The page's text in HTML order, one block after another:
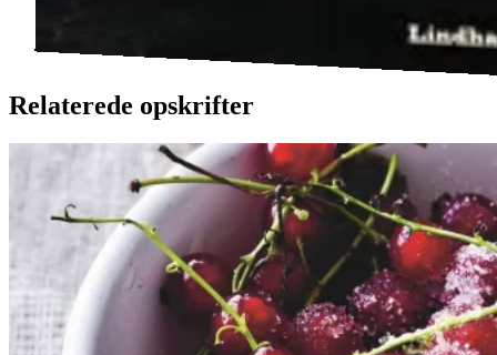
Relaterede opskrifter
Rysteribs Rysteribs
Gem opskrift